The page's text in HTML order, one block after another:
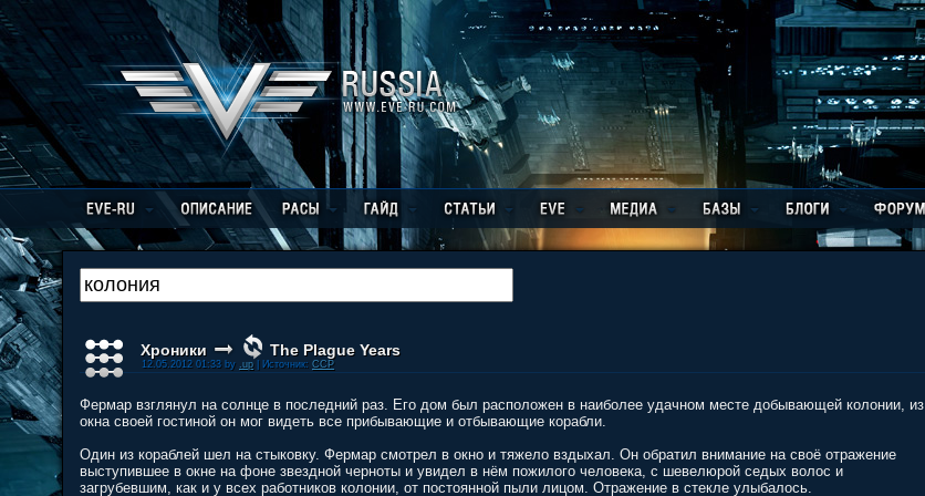
Хроники The Plague Years
12.05.2012 01:33 by .up| Источник: CCP
Фермар взглянул на солнце в последний раз. Его дом был расположен в наиболее удачном месте добывающей колонии, из
окна своей гостиной он мог видеть все прибывающие и отбывающие корабли.
Один из кораблей шел на стыковку. Фермар смотрел в окно и тяжело вздыхал. Он обратил внимание на своё отражение
выступившее в окне на фоне звездной черноты и увидел в нём пожилого человека, с шевелюрой седых волос и
загрубевшим, как и у всех работников колонии, от постоянной пыли лицом. Отражение в стекле улыбалось.